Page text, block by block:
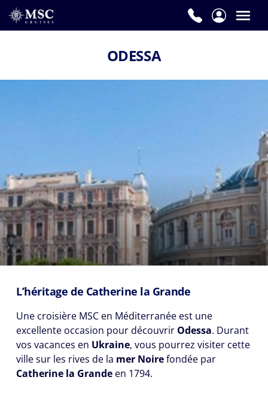
ODESSA
L’héritage de Catherine la Grande
Une croisière MSC en Méditerranée est une
excellente occasion pour découvrir Odessa. Durant
vos vacances en Ukraine, vous pourrez visiter cette
ville sur les rives de la mer Noirefondée par
Catherine la Grande en 1794.